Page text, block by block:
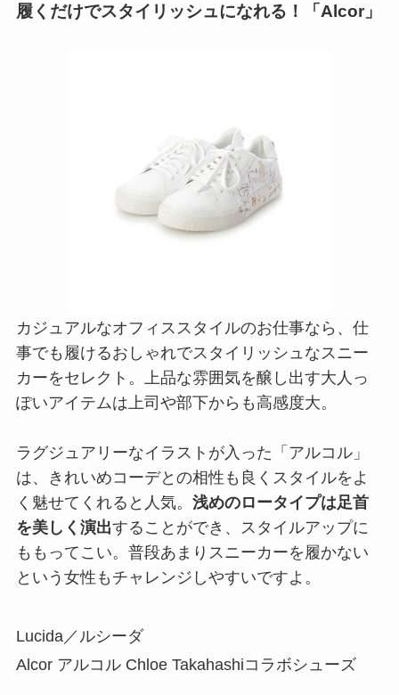
履くだけでスタイリッシュになれる！「Alcor」
カジュアルなオフィススタイルのお仕事なら、仕
事でも履けるおしゃれでスタイリッシュなスニー
カーをセレクト。上品な雰囲気を醸し出す大人っ
ぽいアイテムは上司や部下からも高感度大。
ラグジュアリーなイラストが入った「アルコル」
は、きれいめコーデとの相性も良くスタイルをよ
く魅せてくれると人気。 浅めのロータイプは足首
を美しく演出することができ、スタイルアップに
ももってこい。普段あまりスニーカーを履かない
という女性もチャレンジしやすいですよ。
Lucida／ルシーダ
Alcor アルコル Chloe Takahashiコラボシューズ